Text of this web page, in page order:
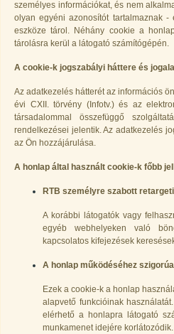
személyes információkat, és nem
olyan egyéni azonosítót tartalmaznak
eszköze tárol. Néhány cookie a
tárolásra kerül a látogató számítógépén.
A cookie-k jogszabályi háttere és
Az adatkezelés hátterét az információs
évi CXII. törvény (Infotv.) és az
társadalommal összefüggő
rendelkezései jelentik. Az adatkezelés
az Ön hozzájárulása.
A honlap által használt cookie-k főbb
RTB személyre szabott
A korábbi látogatók vagy
egyéb webhelyeken való
kapcsolatos kifejezések
A honlap működéséhez
Ezek a cookie-k a honlap
alapvető funkcióinak
elérhető a honlapra látogató
munkamenet idejére korlátozódik.